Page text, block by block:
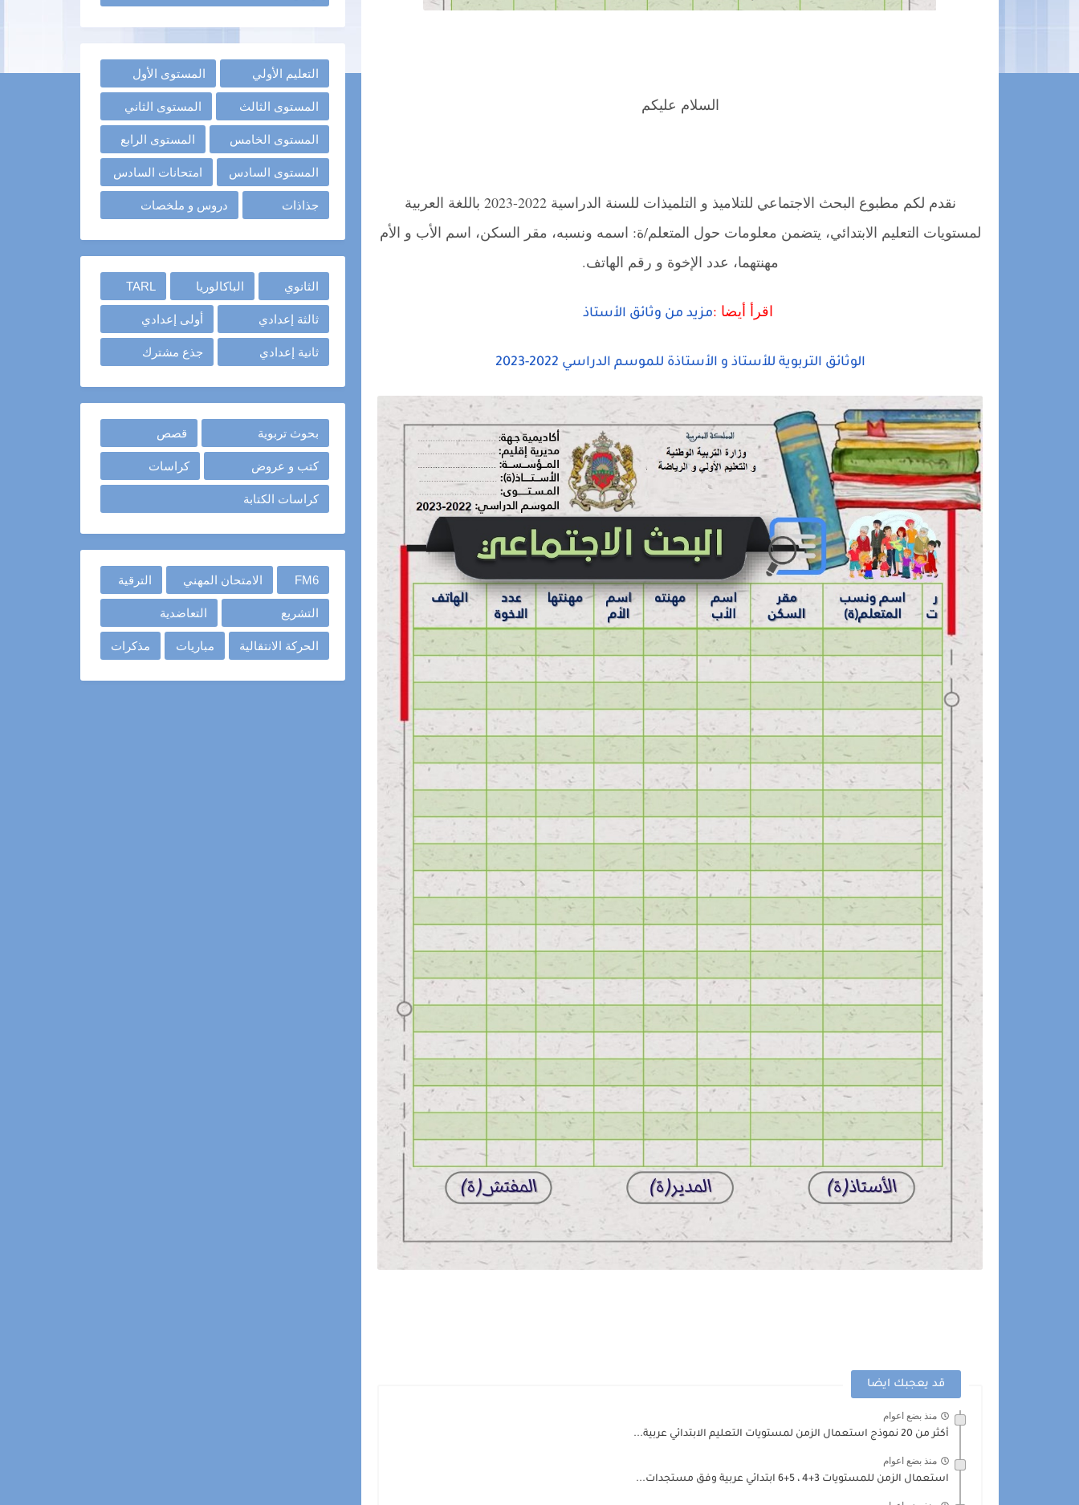
السلام عليكم
نقدم لكم مطبوع البحث الاجتماعي للتلاميذ و التلميذات للسنة الدراسية 2022-2023 باللغة العربية
لمستويات التعليم الابتدائي، يتضمن معلومات حول المتعلم/ة: اسمه ونسبه، مقر السكن، اسم الأب و الأم
مهنتهما، عدد الإخوة و رقم الهاتف.
اقرأ أيضا :مزيد من وثائق الأستاذ
الوثائق التربوية للأستاذ و الأستاذة للموسم الدراسي 2022-2023
قد يعجبك ايضا
منذ بضع اعوام
أكثر من 20 نموذج استعمال الزمن لمستويات التعليم الابتدائي عربية...
منذ بضع اعوام
استعمال الزمن للمستويات 3+4 ، 5+6 ابتدائي عربية وفق مستجدات...
التعليم الأولي المستوى الأول
المستوى الثالث المستوى الثاني
المستوى الخامس المستوى الرابع
المستوى السادس امتحانات السادس
جذاذات دروس و ملخصات
الثانوي الباكالوريا TARL
ثالثة إعدادي أولى إعدادي
ثانية إعدادي جذع مشترك
بحوث تربوية قصص
كتب و عروض كراسات
كراسات الكتابة
FM6 الامتحان المهني الترقية
التشريع التعاضدية
الحركة الانتقالية مباريات مذكرات